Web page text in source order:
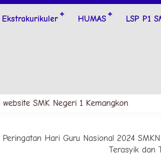
Ekstrakurikuler HUMAS LSP P1
SMK Negeri 1 Kemangkon
Hari Guru Nasional 2024
Terasyik dan